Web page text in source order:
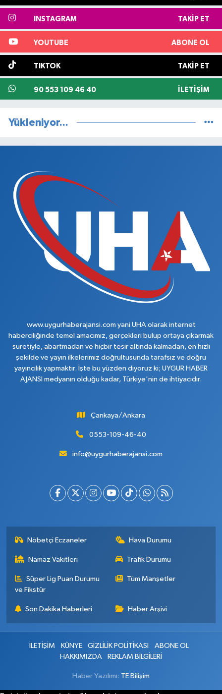
INSTAGRAM TAKIP ET
YOUTUBE ABONE OL
TIKTOK TAKIP ET
90 553 109 46 40 İLETIŞIM
Yükleniyor...
www.uygurhaberajansi.com yani UHA olarak internet
haberciliğinde temel amacımız, gerçekleri bulup ortaya çıkarmak
suretiyle, abartmadan ve hiçbir tesir altında kalmadan, en hızlı
şekilde ve yayın ilkelerimiz doğrultusunda tarafsız ve doğru
yayıncılık yapmaktır. İşte bu yüzden diyoruz ki; UYGUR HABER
AJANSI medyanın olduğu kadar, Türkiye'nin de ihtiyacıdır.
Çankaya/Ankara
0553-109-46-40
info@uygurhaberajansi.com
Nöbetçi Eczaneler Hava Durumu
Namaz Vakitleri Trafik Durumu
Süper Lig Puan Durumu
ve Fikstür
Tüm Manşetler
Son Dakika Haberleri Haber Arşivi
İLETİŞİM KÜNYE GİZLİLİK POLİTİKASI
ABONE OL
HAKKIMIZDA
REKLAM BİLGİLERİ
Haber Yazılımı: TE Bilişim